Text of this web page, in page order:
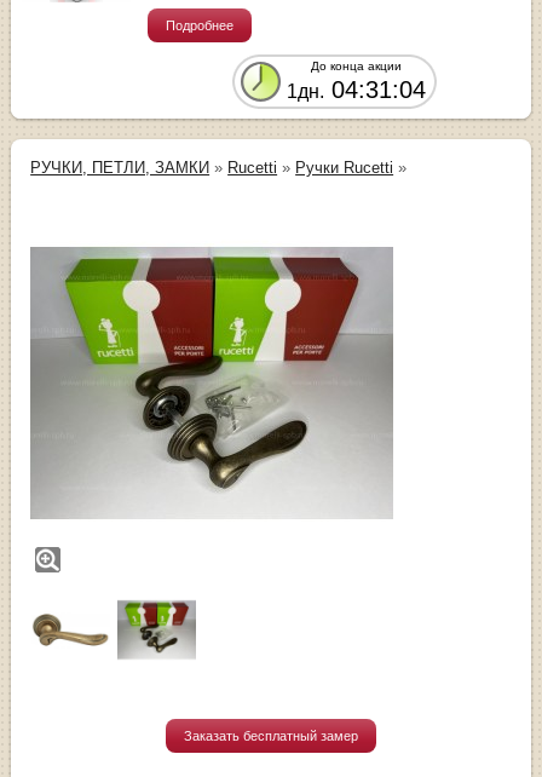
Подробнее
До конца акции
1дн. 04:31:03
РУЧКИ, ПЕТЛИ, ЗАМКИ » Rucetti » Ручки Rucetti »
Заказать бесплатный замер